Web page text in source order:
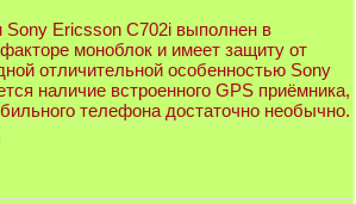
Ericsson C702i выполнен в
моноблок и имеет защиту от
отличительной особенностью Sony
наличие встроенного GPS приёмника,
телефона достаточно необычно.